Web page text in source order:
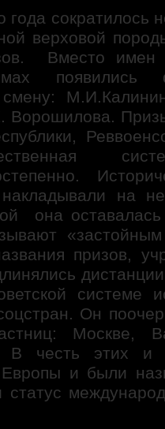
сократилось
верховой
Вместо имен
Ворошилова.
на
она
призов,
системе
Он
Москве,
В честь этих и
Европы и были
статус